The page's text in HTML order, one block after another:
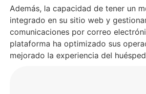
Además, la capacidad de tener un
integrado en su sitio web y
comunicaciones por correo
plataforma ha optimizado sus
mejorado la experiencia del